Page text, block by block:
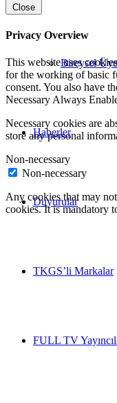
Bireysel
Haberler
Duyurular
TKGS’li Markalar
FULL TV
Close
Privacy Overview
This website uses
for the working of basic
consent. You also have
Necessary Always
Necessary cookies are
store any personal
Non-necessary
Non-necessary
Any cookies that may
cookies. It is mandatory